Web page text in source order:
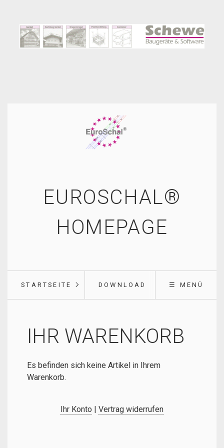
EUROSCHAL®
HOMEPAGE
STARTSEITE DOWNLOAD ☰ MENÜ
IHR WARENKORB
Es befinden sich keine Artikel in Ihrem
Warenkorb.
Ihr Konto | Vertrag widerrufen